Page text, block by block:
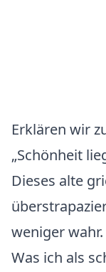
Erklären wir
„Schönheit
Dieses alte
weniger wahr.
Was ich als